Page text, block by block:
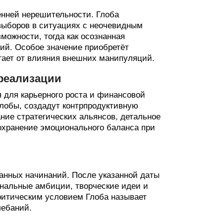
нерешительности. Глоба
в ситуациях с неочевидным
тогда как осознанная
Особое значение приобретёт
от влияния внешних манипуляций.
для карьерного роста и финансовой
создадут контрпродуктивную
стратегических альянсов, детальное
эмоционального баланса при
начинаний. После указанной даты
амбиции, творческие идеи и
условием Глоба называет